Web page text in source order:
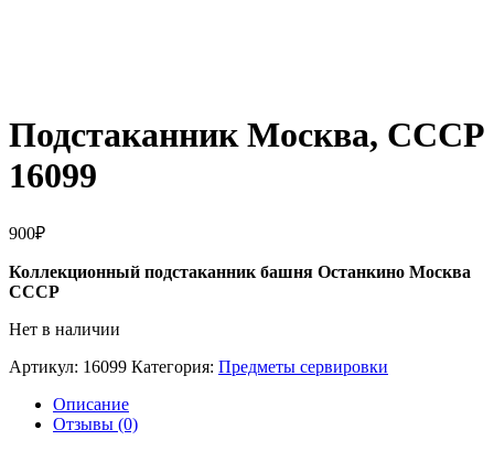
Подстаканник Москва, СССР
16099
900₽
Коллекционный подстаканник башня Останкино Москва
СССР
Нет в наличии
Артикул: 16099 Категория: Предметы сервировки
Описание
Отзывы (0)